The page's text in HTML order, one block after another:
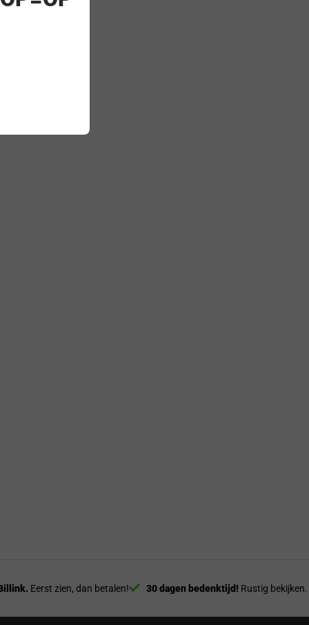
Eerst zien, dan betalen! 30 dagen bedenktijd! Rustig bekijken.